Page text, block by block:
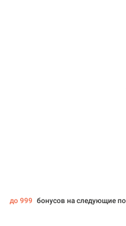
до 999 бонусов на следующие